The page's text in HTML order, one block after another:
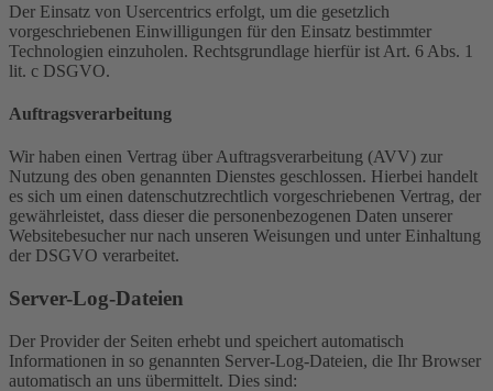
Der Einsatz von Usercentrics erfolgt, um die gesetzlich
vorgeschriebenen Einwilligungen für den Einsatz bestimmter
Technologien einzuholen. Rechtsgrundlage hierfür ist Art. 6 Abs. 1
lit. c DSGVO.
Auftragsverarbeitung
Wir haben einen Vertrag über Auftragsverarbeitung (AVV) zur
Nutzung des oben genannten Dienstes geschlossen. Hierbei handelt
es sich um einen datenschutzrechtlich vorgeschriebenen Vertrag, der
gewährleistet, dass dieser die personenbezogenen Daten unserer
Websitebesucher nur nach unseren Weisungen und unter Einhaltung
der DSGVO verarbeitet.
Server-Log-Dateien
Der Provider der Seiten erhebt und speichert automatisch
Informationen in so genannten Server-Log-Dateien, die Ihr Browser
automatisch an uns übermittelt. Dies sind: